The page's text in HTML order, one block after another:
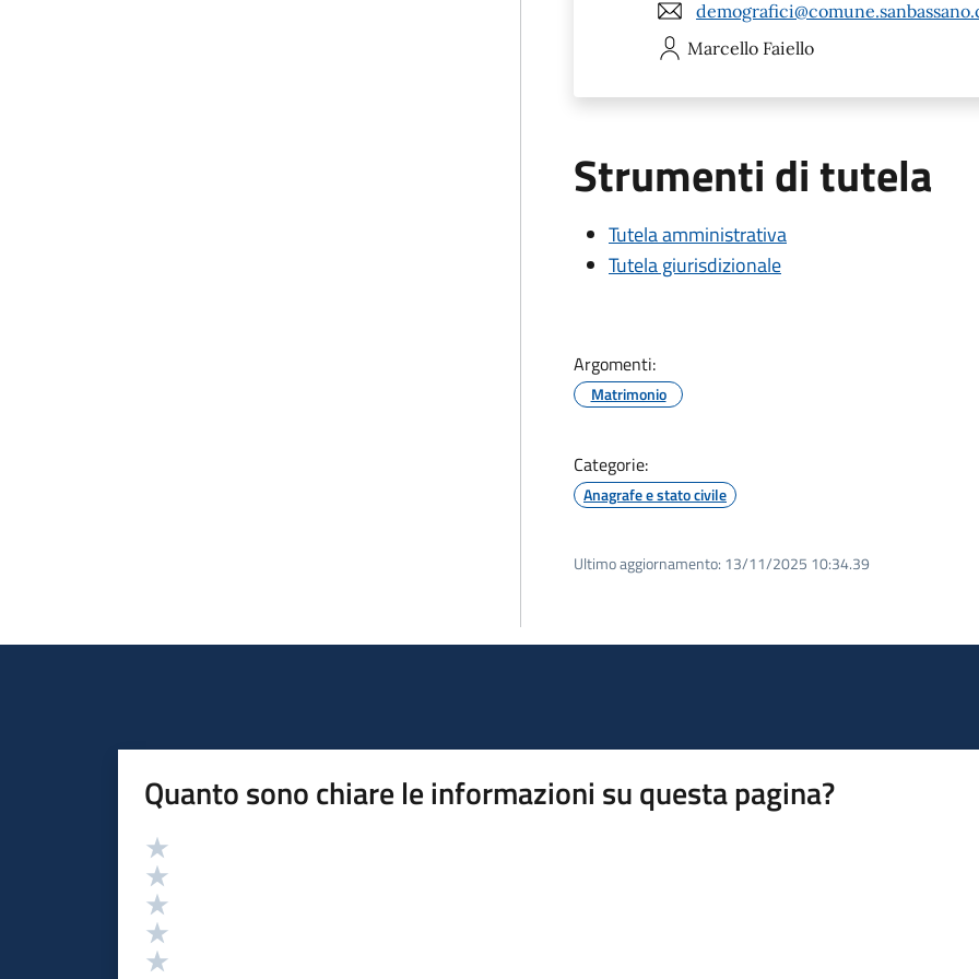
Marcello Faiello
Strumenti di tutela
Tutela amministrativa
Tutela giurisdizionale
Argomenti:
Matrimonio
Categorie:
Anagrafe e stato civile
Ultimo aggiornamento: 13/11/2025 10:34.39
Quanto sono chiare le informazioni su questa pagina?
Valutazione